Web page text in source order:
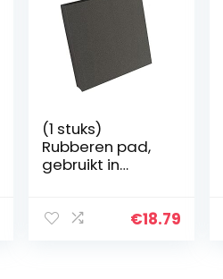
(1 stuks)
Rubberen pad,
gebruikt in
100x100x20mm
€18.79